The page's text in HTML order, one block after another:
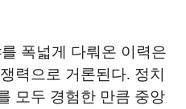
폭넓게 다뤄온 이력은
력으로 거론된다. 정치
모두 경험한 만큼 중앙